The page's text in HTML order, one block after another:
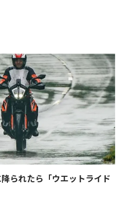
られたら「ウエットライド